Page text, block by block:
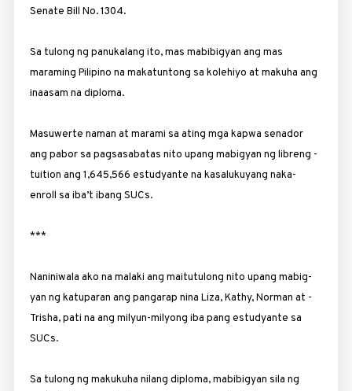
Senate Bill No. 1304.
Sa tulong ng panukalang ito, mas mabibigyan ang mas
maraming Pilipino na makatuntong sa kolehiyo at makuha ang
inaasam na diploma.
Masuwerte naman at marami sa ating mga kapwa senador
ang pabor sa pagsasabatas nito upang mabigyan ng libreng ­
tuition ang 1,645,566 estudyante na kasalukuyang naka-
enroll sa iba’t ibang SUCs.
***
Naniniwala ako na malaki ang maitutulong nito upang mabig­
yan ng katuparan ang pangarap nina Liza, Kathy, Norman at ­
Trisha, pati na ang milyun-milyong iba pang estudyante sa
SUCs.
Sa tulong ng makukuha nilang diploma, mabibigyan sila ng